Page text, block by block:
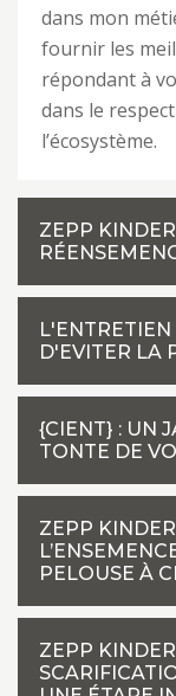
dans mon
fournir les
répondant à
dans le
l’écosystème.
ZEPP
D'EVITER LA
{CIENT} : UN
TONTE DE
ZEPP
PELOUSE À
ZEPP